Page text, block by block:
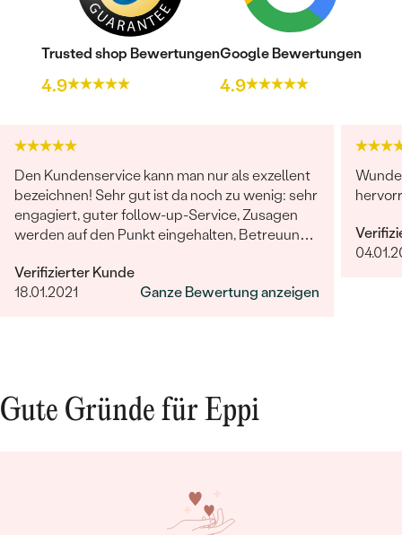
Trusted shop Bewertungen
4.9
Google Bewertungen
4.9
Den Kundenservice kann man nur als exzellent
bezeichnen! Sehr gut ist da noch zu wenig: sehr
engagiert, guter follow-up-Service, Zusagen
werden auf den Punkt eingehalten, Betreuung
Verifizierter Kunde
18.01.2021
Ganze Bewertung anzeigen
Gute Gründe für Eppi